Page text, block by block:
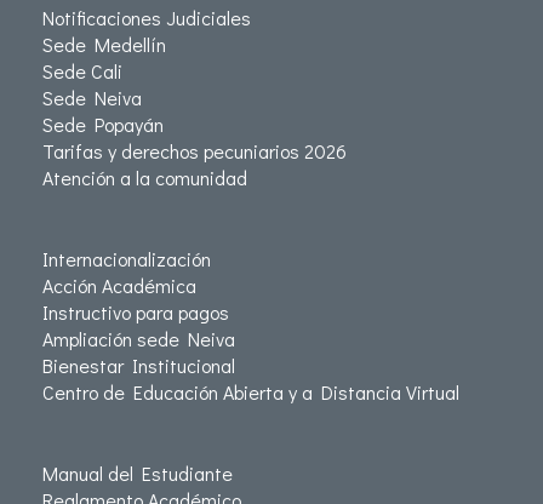
Notificaciones Judiciales
Sede Medellín
Sede Cali
Sede Neiva
Sede Popayán
Tarifas y derechos pecuniarios 2026
Atención a la comunidad
Internacionalización
Acción Académica
Instructivo para pagos
Ampliación sede Neiva
Bienestar Institucional
Centro de Educación Abierta y a Distancia Virtual
Manual del Estudiante